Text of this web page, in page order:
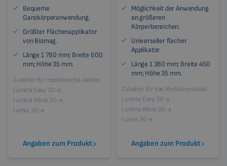
Bequeme
Ganzkörperanwendung.
Größter Flächenapplikator
von Biomag.
Länge 1 780 mm; Breite 600
mm; Höhe 35 mm.
Zubehör für medizinische Geräte:
Lumina Easy 3D-e
Lumina Klinik 3D-e
Lumio 3D-e
Angaben zum Produkt
Möglichkeit der Anwendung
an größeren
Körperbereichen.
Universeller flacher
Applikator.
Länge 1 380 mm; Breite 450
mm; Höhe 35 mm.
Zubehör für das Medizinprodukt:
Lumina Easy 3D-e
Lumina Klinik 3D-e
Lumio 3D-e
Angaben zum Produkt